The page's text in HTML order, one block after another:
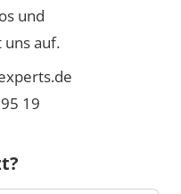
und
auf.
19